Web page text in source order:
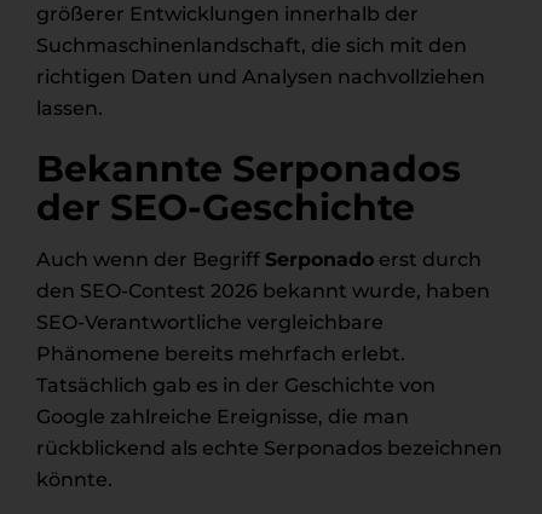
größerer Entwicklungen innerhalb der
Suchmaschinenlandschaft, die sich mit den
richtigen Daten und Analysen nachvollziehen
lassen.
Bekannte Serponados
der SEO-Geschichte
Auch wenn der Begriff Serponadoerst durch
den SEO-Contest 2026 bekannt wurde, haben
SEO-Verantwortliche vergleichbare
Phänomene bereits mehrfach erlebt.
Tatsächlich gab es in der Geschichte von
Google zahlreiche Ereignisse, die man
rückblickend als echte Serponados bezeichnen
könnte.